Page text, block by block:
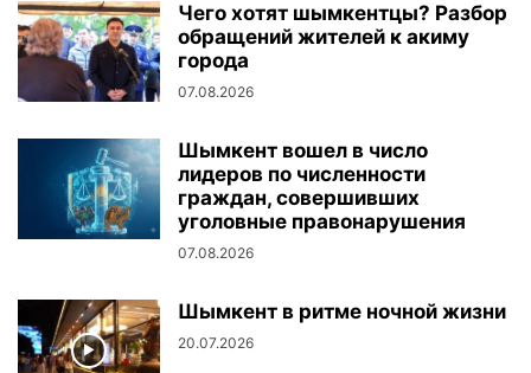
Чего хотят шымкентцы? Разбор
обращений жителей к акиму
города
07.08.2026
Шымкент вошел в число
лидеров по численности
граждан, совершивших
уголовные правонарушения
07.08.2026
Шымкент в ритме ночной жизни
20.07.2026